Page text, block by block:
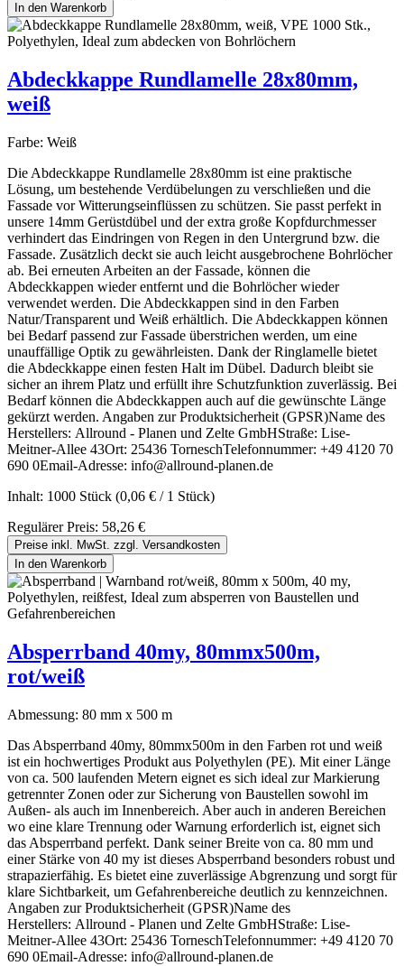
In den Warenkorb
Abdeckkappe Rundlamelle 28x80mm,
weiß
Farbe: Weiß
Die Abdeckkappe Rundlamelle 28x80mm ist eine praktische
Lösung, um bestehende Verdübelungen zu verschließen und die
Fassade vor Witterungseinflüssen zu schützen. Sie passt perfekt in
unsere 14mm Gerüstdübel und der extra große Kopfdurchmesser
verhindert das Eindringen von Regen in den Untergrund bzw. die
Fassade. Zusätzlich deckt sie auch leicht ausgebrochene Bohrlöcher
ab. Bei erneuten Arbeiten an der Fassade, können die
Abdeckkappen wieder entfernt und die Bohrlöcher wieder
verwendet werden. Die Abdeckkappen sind in den Farben
Natur/Transparent und Weiß erhältlich. Die Abdeckkappen können
bei Bedarf passend zur Fassade überstrichen werden, um eine
unauffällige Optik zu gewährleisten. Dank der Ringlamelle bietet
die Abdeckkappe einen festen Halt im Dübel. Dadurch bleibt sie
sicher an ihrem Platz und erfüllt ihre Schutzfunktion zuverlässig. Bei
Bedarf können die Abdeckkappen auch auf die gewünschte Länge
gekürzt werden. Angaben zur Produktsicherheit (GPSR)Name des
Herstellers: Allround - Planen und Zelte GmbHStraße: Lise-
Meitner-Allee 43Ort: 25436 TorneschTelefonnummer: +49 4120 70
690 0Email-Adresse: info@allround-planen.de
Inhalt: 1000 Stück (0,06 € / 1 Stück)
Regulärer Preis: 58,26 €
Preise inkl. MwSt. zzgl. Versandkosten
In den Warenkorb
Absperrband 40my, 80mmx500m,
rot/weiß
Abmessung: 80 mm x 500 m
Das Absperrband 40my, 80mmx500m in den Farben rot und weiß
ist ein hochwertiges Produkt aus Polyethylen (PE). Mit einer Länge
von ca. 500 laufenden Metern eignet es sich ideal zur Markierung
getrennter Zonen oder zur Sicherung von Baustellen sowohl im
Außen- als auch im Innenbereich. Aber auch in anderen Bereichen
wo eine klare Trennung oder Warnung erforderlich ist, eignet sich
das Absperrband perfekt. Dank seiner Breite von ca. 80 mm und
einer Stärke von 40 my ist dieses Absperrband besonders robust und
strapazierfähig. Es bietet eine zuverlässige Abgrenzung und sorgt für
klare Sichtbarkeit, um Gefahrenbereiche deutlich zu kennzeichnen.
Angaben zur Produktsicherheit (GPSR)Name des
Herstellers: Allround - Planen und Zelte GmbHStraße: Lise-
Meitner-Allee 43Ort: 25436 TorneschTelefonnummer: +49 4120 70
690 0Email-Adresse: info@allround-planen.de